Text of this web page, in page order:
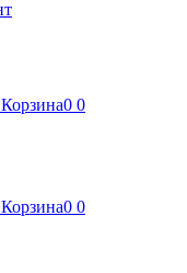
Корзина0 0
Корзина0 0